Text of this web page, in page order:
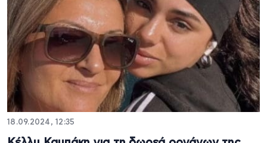
18.09.2024, 12:35